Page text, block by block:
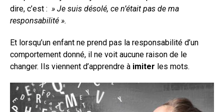
dire, c’est : » Je suis désolé, ce n’était pas de ma
responsabilité ».
Et lorsqu’un enfant ne prend pas la responsabilité d’un
comportement donné, il ne voit aucune raison de le
changer. Ils viennent d’apprendre à imiter les mots.